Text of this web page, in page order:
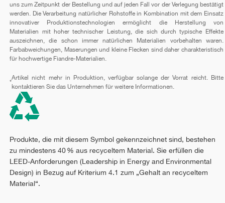
uns zum Zeitpunkt der Bestellung und auf jeden Fall vor der Verlegung bestätigt
werden. Die Verarbeitung natürlicher Rohstoffe in Kombination mit dem Einsatz
innovativer Produktionstechnologien ermöglicht die Herstellung von
Materialien mit hoher technischer Leistung, die sich durch typische Effekte
auszeichnen, die schon immer natürlichen Materialien vorbehalten waren.
Farbabweichungen, Maserungen und kleine Flecken sind daher charakteristisch
für hochwertige Fiandre-Materialien.
*
Artikel nicht mehr in Produktion, verfügbar solange der Vorrat reicht. Bitte
kontaktieren Sie das Unternehmen für weitere Informationen.
Produkte, die mit diesem Symbol gekennzeichnet sind, bestehen
zu mindestens 40 % aus recyceltem Material. Sie erfüllen die
LEED-Anforderungen (Leadership in Energy and Environmental
Design) in Bezug auf Kriterium 4.1 zum „Gehalt an recyceltem
Material“.